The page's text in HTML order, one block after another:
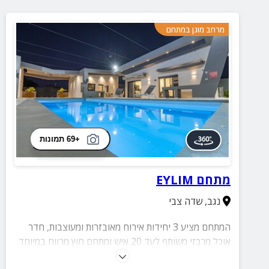
מרחב מוגן במתחם
+69 תמונות
מתחם EYLIM
נגב,שדה צבי
המתחם מציע 3 יחידות אירוח מאובזרות ומעוצבות, חדר
אוכל מרכזי משותף לעד 20 איש ומתחם חוץ מרווח במיוחד.
במרכז החוויה תיהנו מבריכה גדולה ומפנקת, מיטות שיזוף